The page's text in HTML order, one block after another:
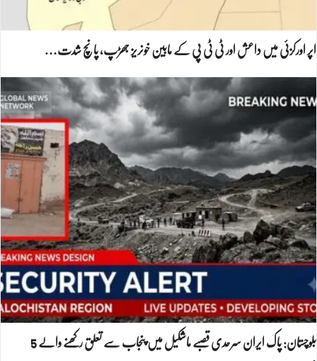
اپر اورکزئی میں داعش اور ٹی ٹی پی کے مابین خونریز جھڑپ، پانچ شدت…
بلوچستان: پاک ایران سرحدی قصبے ماشکیل میں پنجاب سے تعلق رکھنے والے 5